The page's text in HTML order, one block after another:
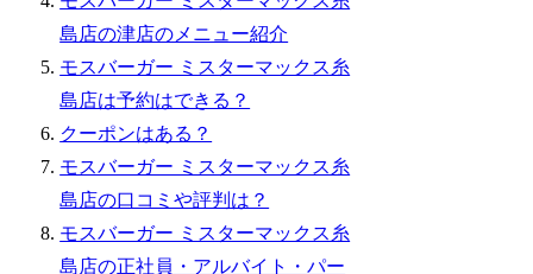
島店の津店のメニュー紹介
モスバーガー ミスターマックス糸
島店は予約はできる？
クーポンはある？
モスバーガー ミスターマックス糸
島店の口コミや評判は？
モスバーガー ミスターマックス糸
島店の正社員・アルバイト・パー